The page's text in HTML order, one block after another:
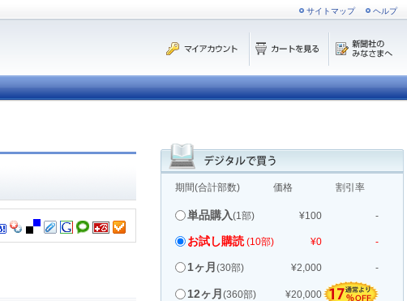
サイトマップ ヘルプ
期間(合計部数) 価格 割引率
単品購入(1部) ¥100 -
お試し購読 (10部) ¥0 -
1ヶ月 (30部) ¥2,000 -
12ヶ月 (360部) ¥20,000